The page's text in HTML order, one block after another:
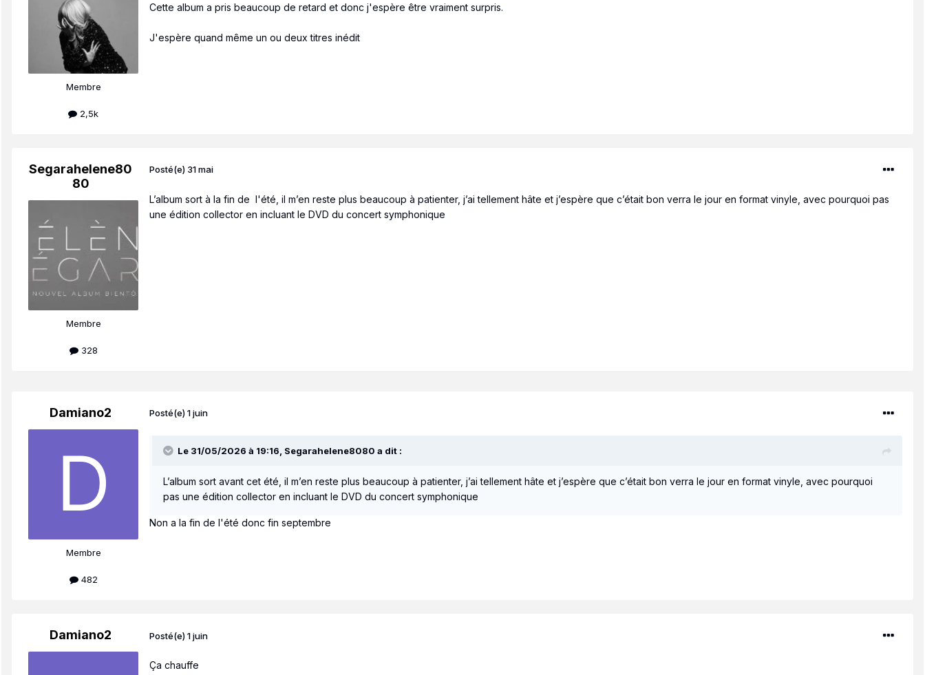
Membre
2,5k
Cette album a pris beaucoup de retard et donc j'espère être vraiment surpris.
J'espère quand même un ou deux titres inédit
Segarahelene80
80
Membre
328
Posté(e) 31 mai
L’album sort à la fin de l'été, il m’en reste plus beaucoup à patienter, j’ai tellement hâte et j’espère que c’était bon verra le jour en format vinyle, avec pourquoi pas
une édition collector en incluant le DVD du concert symphonique
Damiano2
Membre
482
Posté(e)1 juin
Le 31/05/2026 à 19:16, Segarahelene8080 a dit :
L’album sort avant cet été, il m’en reste plus beaucoup à patienter, j’ai tellement hâte et j’espère que c’était bon verra le jour en format vinyle, avec pourquoi
pas une édition collector en incluant le DVD du concert symphonique
Non a la fin de l'été donc fin septembre
Damiano2 Posté(e)1 juin
Ça chauffe